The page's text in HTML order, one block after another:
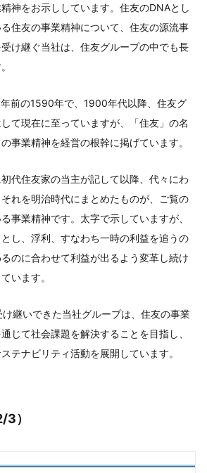
神をお示ししています。住友のDNAとし
住友の事業精神について、住友の源流事
け継ぐ当社は、住友グループの中でも長
前の1590年で、1900年代以降、住友グ
て現在に至っていますが、「住友」の名
事業精神を経営の根幹に掲げています。
代住友家の当主が記して以降、代々にわ
れを明治時代にまとめたものが、ご覧の
事業精神です。太字で示していますが、
し、浮利、すなわち一時の利益を追うの
のに合わせて利益が出るよう変革し続け
います。
継いできた当社グループは、住友の事業
じて社会課題を解決することを目指し、
テナビリティ活動を展開しています。
）